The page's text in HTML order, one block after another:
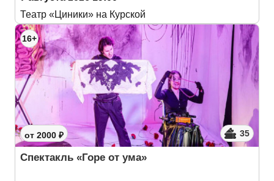
Театр «Циники» на Курской
16+
от 2000 ₽ 35
Спектакль «Горе от ума»